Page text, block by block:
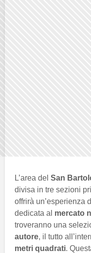
L’area del San
divisa in tre sezioni
offrirà un’esperienza
dedicata al mercato
troveranno una
autore, il tutto
metri quadrati.